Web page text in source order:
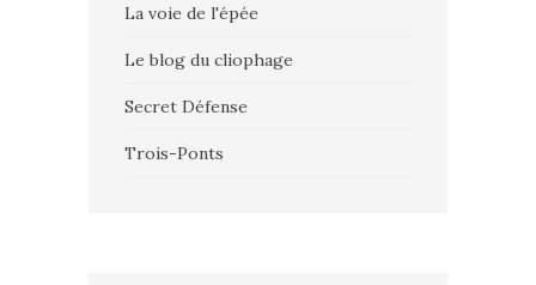
La voie de l'épée
Le blog du cliophage
Secret Défense
Trois-Ponts